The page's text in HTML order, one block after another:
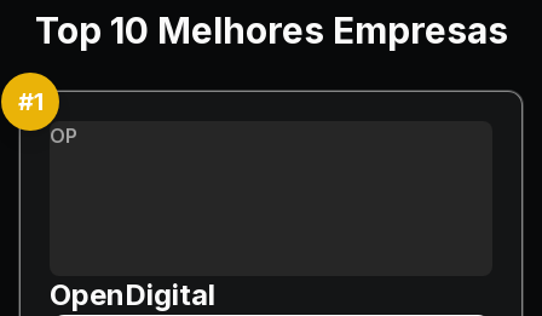
Top 10 Melhores Empresas
#1
OP
OpenDigital